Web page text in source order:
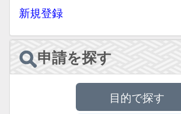
新規登録
申請を探す
目的で探す